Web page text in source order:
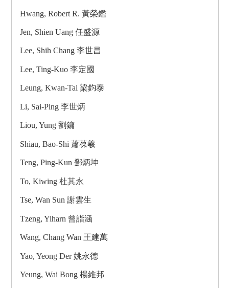
Hwang, Robert R. 黃榮鑑
Jen, Shien Uang 任盛源
Lee, Shih Chang 李世昌
Lee, Ting-Kuo 李定國
Leung, Kwan-Tai 梁鈞泰
Li, Sai-Ping 李世炳
Liou, Yung 劉鏞
Shiau, Bao-Shi 蕭葆羲
Teng, Ping-Kun 鄧炳坤
To, Kiwing 杜其永
Tse, Wan Sun 謝雲生
Tzeng, Yiharn 曾詣涵
Wang, Chang Wan 王建萬
Yao, Yeong Der 姚永德
Yeung, Wai Bong 楊維邦